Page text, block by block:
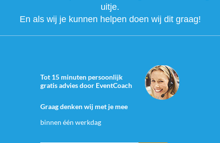
uitje.
En als wij je kunnen helpen doen wij dit graag!
Tot 15 minuten persoonlijk
gratis advies door EventCoach
Graag denken wij met je mee
binnen één werkdag